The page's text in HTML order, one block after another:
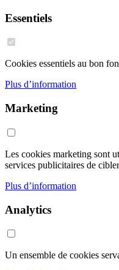
Essentiels
Cookies essentiels au bon
Plus d’information
Marketing
Les cookies marketing sont
services publicitaires de
Plus d’information
Analytics
Un ensemble de cookies